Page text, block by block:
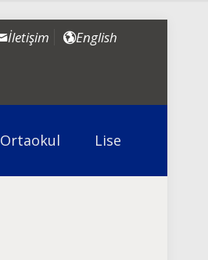
İletişim English
Ortaokul Lise